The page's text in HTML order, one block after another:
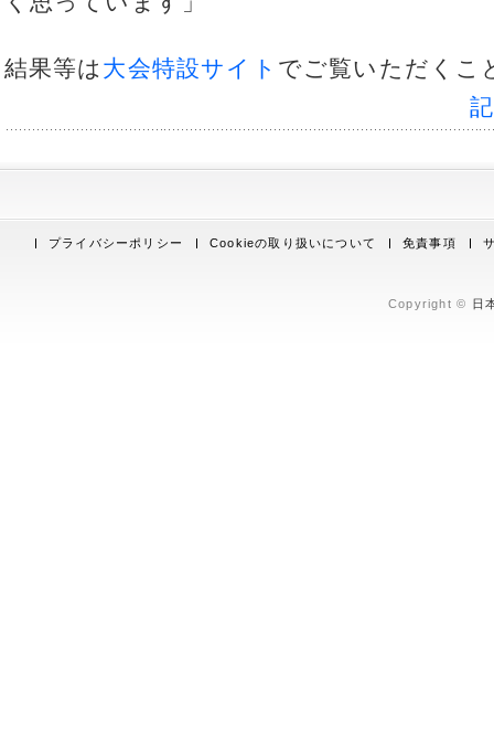
結果等は 大会特設サイト でご覧いただくこ
プライバシーポリシー Cookieの取り扱いについて 免責事項
Copyright © 日